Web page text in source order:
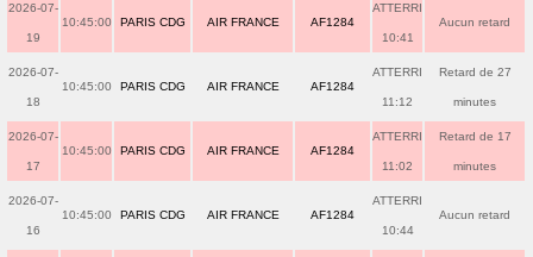
2026-07-
19
10:45:00 PARIS CDG AIR FRANCE AF1284
ATTERRI
10:41
Aucun retard
2026-07-
18
10:45:00 PARIS CDG AIR FRANCE AF1284
ATTERRI
11:12
Retard de 27
minutes
2026-07-
17
10:45:00 PARIS CDG AIR FRANCE AF1284
ATTERRI
11:02
Retard de 17
minutes
2026-07-
16
10:45:00 PARIS CDG AIR FRANCE AF1284
ATTERRI
10:44
Aucun retard